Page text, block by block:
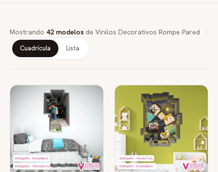
Mostrando 42 modelos de Vinilos Decorativos Rompe Pared
Cuadrícula Lista